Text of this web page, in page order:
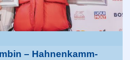
– Hahnenkamm-